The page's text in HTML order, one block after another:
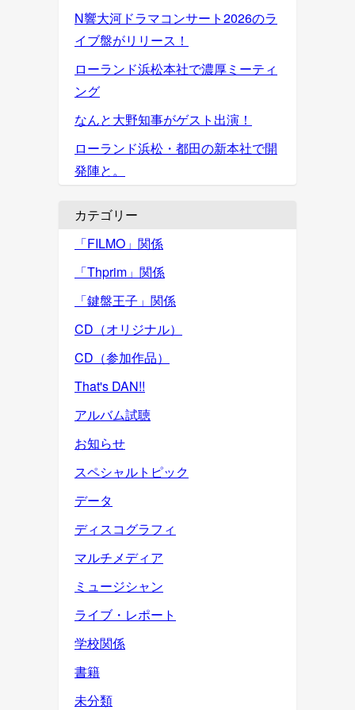
N響大河ドラマコンサート2026のラ
イブ盤がリリース！
ローランド浜松本社で濃厚ミーティ
ング
なんと大野知事がゲスト出演！
ローランド浜松・都田の新本社で開
発陣と。
カテゴリー
「FILMO」関係
「Thprim」関係
「鍵盤王子」関係
CD（オリジナル）
CD（参加作品）
That's DAN!!
アルバム試聴
お知らせ
スペシャルトピック
データ
ディスコグラフィ
マルチメディア
ミュージシャン
ライブ・レポート
学校関係
書籍
未分類